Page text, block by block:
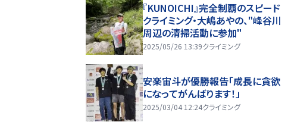
『KUNOICHI』完全制覇のスピード
クライミング・大嶋あやの、"峰谷川
周辺の清掃活動に参加"
2025/05/26 13:39クライミング
安楽宙斗が優勝報告「成長に貪欲
になってがんばります！」
2025/03/04 12:24クライミング